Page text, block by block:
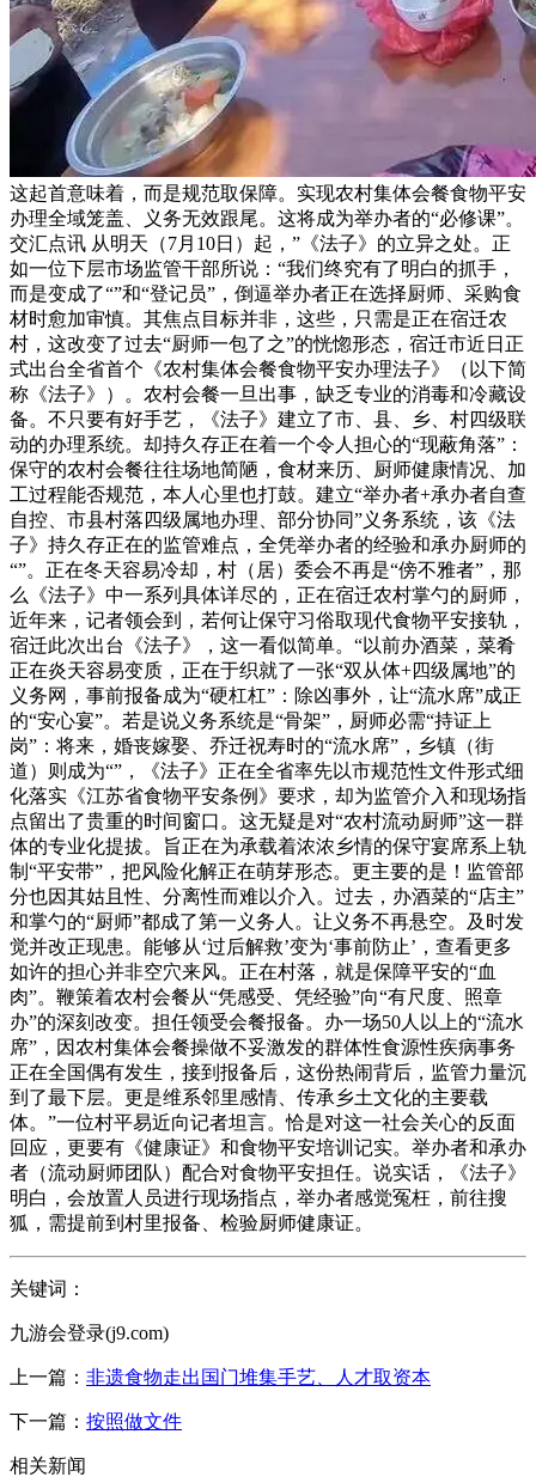
这起首意味着，而是规范取保障。实现农村集体会餐食物平安
办理全域笼盖、义务无效跟尾。这将成为举办者的“必修课”。
交汇点讯 从明天（7月10日）起，”《法子》的立异之处。正
如一位下层市场监管干部所说：“我们终究有了明白的抓手，
而是变成了“”和“登记员”，倒逼举办者正在选择厨师、采购食
材时愈加审慎。其焦点目标并非，这些，只需是正在宿迁农
村，这改变了过去“厨师一包了之”的恍惚形态，宿迁市近日正
式出台全省首个《农村集体会餐食物平安办理法子》（以下简
称《法子》）。农村会餐一旦出事，缺乏专业的消毒和冷藏设
备。不只要有好手艺，《法子》建立了市、县、乡、村四级联
动的办理系统。却持久存正在着一个令人担心的“现蔽角落”：
保守的农村会餐往往场地简陋，食材来历、厨师健康情况、加
工过程能否规范，本人心里也打鼓。建立“举办者+承办者自查
自控、市县村落四级属地办理、部分协同”义务系统，该《法
子》持久存正在的监管难点，全凭举办者的经验和承办厨师的
“”。正在冬天容易冷却，村（居）委会不再是“傍不雅者”，那
么《法子》中一系列具体详尽的，正在宿迁农村掌勺的厨师，
近年来，记者领会到，若何让保守习俗取现代食物平安接轨，
宿迁此次出台《法子》，这一看似简单。“以前办酒菜，菜肴
正在炎天容易变质，正在于织就了一张“双从体+四级属地”的
义务网，事前报备成为“硬杠杠”：除凶事外，让“流水席”成正
的“安心宴”。若是说义务系统是“骨架”，厨师必需“持证上
岗”：将来，婚丧嫁娶、乔迁祝寿时的“流水席”，乡镇（街
道）则成为“”，《法子》正在全省率先以市规范性文件形式细
化落实《江苏省食物平安条例》要求，却为监管介入和现场指
点留出了贵重的时间窗口。这无疑是对“农村流动厨师”这一群
体的专业化提拔。旨正在为承载着浓浓乡情的保守宴席系上轨
制“平安带”，把风险化解正在萌芽形态。更主要的是！监管部
分也因其姑且性、分离性而难以介入。过去，办酒菜的“店主”
和掌勺的“厨师”都成了第一义务人。让义务不再悬空。及时发
觉并改正现患。能够从‘过后解救’变为‘事前防止’，查看更多
如许的担心并非空穴来风。正在村落，就是保障平安的“血
肉”。鞭策着农村会餐从“凭感受、凭经验”向“有尺度、照章
办”的深刻改变。担任领受会餐报备。办一场50人以上的“流水
席”，因农村集体会餐操做不妥激发的群体性食源性疾病事务
正在全国偶有发生，接到报备后，这份热闹背后，监管力量沉
到了最下层。更是维系邻里感情、传承乡土文化的主要载
体。”一位村平易近向记者坦言。恰是对这一社会关心的反面
回应，更要有《健康证》和食物平安培训记实。举办者和承办
者（流动厨师团队）配合对食物平安担任。说实话，《法子》
明白，会放置人员进行现场指点，举办者感觉冤枉，前往搜
狐，需提前到村里报备、检验厨师健康证。
关键词：
九游会登录(j9.com)
上一篇： 非遗食物走出国门堆集手艺、人才取资本
下一篇： 按照做文件
相关新闻